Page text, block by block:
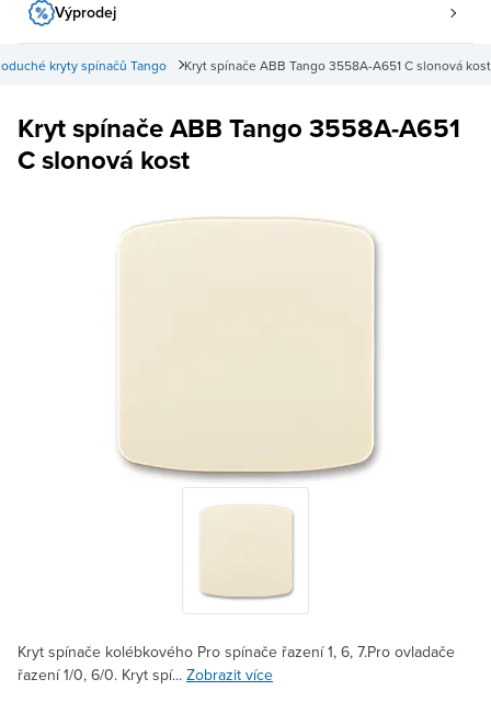
Výprodej
Kryt spínače ABB Tango 3558A-A651 C slonová kost
kryty spínačů Tango
Kryt spínače ABB Tango 3558A-A651
C slonová kost
Kryt spínače kolébkového Pro spínače řazení 1, 6, 7.Pro ovladače
řazení 1/0, 6/0. Kryt spí... Zobrazit více